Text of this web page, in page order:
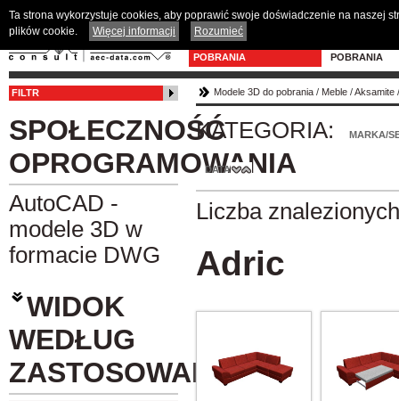
POBRANIA
POBRANIA
FILTR
SPOŁECZNOŚĆ
OPROGRAMOWANIA
AutoCAD -
modele 3D w
formacie DWG
WIDOK
WEDŁUG
ZASTOSOWANIA
Modele 3D do pobrania / Meble /Aksamite
KATEGORIA: MARKA/
DATA
Liczba
Adric
Ta strona wykorzystuje cookies, aby poprawić swoje doświadczenie na naszej
plików cookie.
Więcej informacji Rozumieć